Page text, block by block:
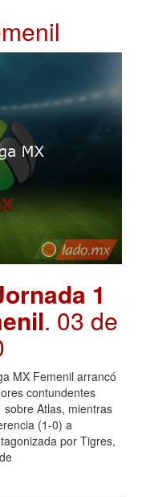
1
. 03 de
MX Femenil arrancó
contundentes
Atlas, mientras
(1-0) a
por Tigres,